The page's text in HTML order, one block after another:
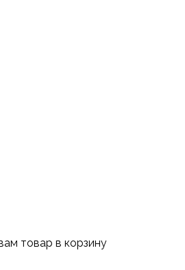
товар в корзину